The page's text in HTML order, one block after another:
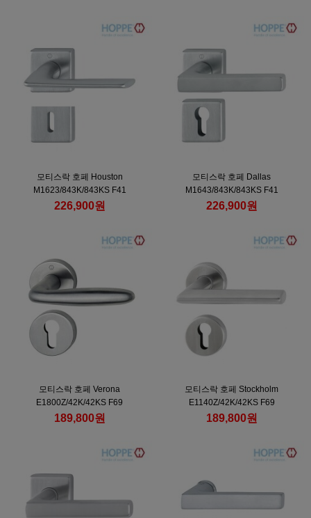
모티스락 호페 Houston
M1623/843K/843KS F41
226,900원
모티스락 호페 Dallas
M1643/843K/843KS F41
226,900원
모티스락 호페 Verona
E1800Z/42K/42KS F69
189,800원
모티스락 호페 Stockholm
E1140Z/42K/42KS F69
189,800원